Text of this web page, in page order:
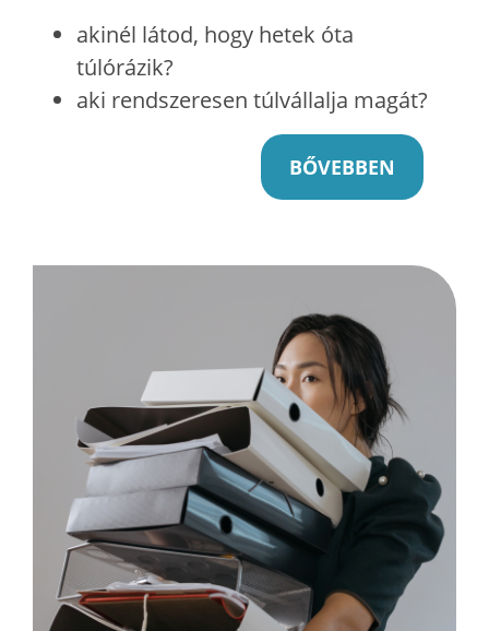
akinél látod, hogy hetek óta
túlórázik?
aki rendszeresen túlvállalja magát?
BŐVEBBEN